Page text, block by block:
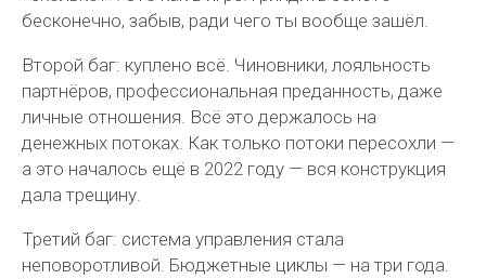
бесконечно, забыв, ради чего ты вообще зашёл.
Второй баг: куплено всё. Чиновники, лояльность
партнёров, профессиональная преданность, даже
личные отношения. Всё это держалось на
денежных потоках. Как только потоки пересохли —
а это началось ещё в 2022 году — вся конструкция
дала трещину.
Третий баг: система управления стала
неповоротливой. Бюджетные циклы — на три года.